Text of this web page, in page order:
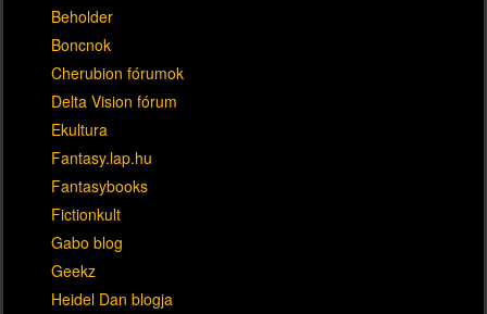
Beholder
Boncnok
Cherubion fórumok
Delta Vision fórum
Ekultura
Fantasy.lap.hu
Fantasybooks
Fictionkult
Gabo blog
Geekz
Heidel Dan blogja